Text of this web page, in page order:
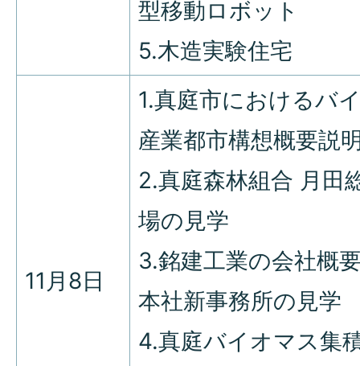
型移動ロボット
5.木造実験住宅
11月8日
1.真庭市におけるバ
産業都市構想概要説
2.真庭森林組合 月田
場の見学
3.銘建工業の会社概
本社新事務所の見学
4.真庭バイオマス集